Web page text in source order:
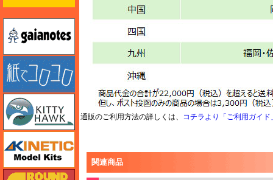
通販のご利用方法の詳しくは、 コチラより「ご利用ガイド
関連商品
キティホーク
ガリレオ出版 グランドパワー